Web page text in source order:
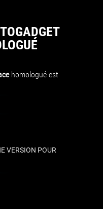
homologué est
VERSION POUR